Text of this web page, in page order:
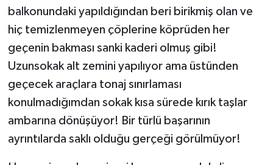
balkonundaki yapıldığından beri birikmiş olan ve
hiç temizlenmeyen çöplerine köprüden her
geçenin bakması sanki kaderi olmuş gibi!
Uzunsokak alt zemini yapılıyor ama üstünden
geçecek araçlara tonaj sınırlaması
konulmadığımdan sokak kısa sürede kırık taşlar
ambarına dönüşüyor! Bir türlü başarının
ayrıntılarda saklı olduğu gerçeği görülmüyor!